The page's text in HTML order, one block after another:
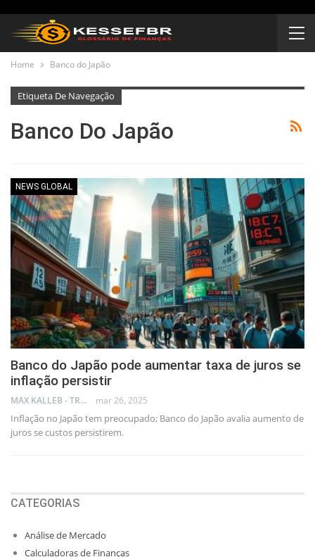
Home Banco do Japão
Etiqueta De Navegação
Banco Do Japão
NEWS GLOBAL
Banco do Japão pode aumentar taxa de juros se
inflação persistir
MAX KALLEB - TRADER mar 26, 2025
Inflação no Japão tem preocupado; Banco do Japão avalia aumento de
juros se custos persistirem.
CATEGORIAS
Análise de Mercado
Calculadoras de Finanças